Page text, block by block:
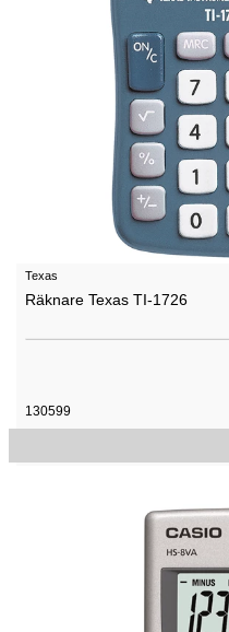
Texas
Räknare Texas TI-1726
130599